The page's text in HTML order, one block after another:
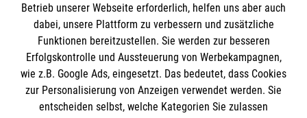
Informationen
Impressum
Datenschutz
Kontakt
Die Malteser
Betrieb unserer Webseite erforderlich, helfen uns aber auch
dabei, unsere Plattform zu verbessern und zusätzliche
Funktionen bereitzustellen. Sie werden zur besseren
Erfolgskontrolle und Aussteuerung von Werbekampagnen,
wie z.B. Google Ads, eingesetzt. Das bedeutet, dass Cookies
zur Personalisierung von Anzeigen verwendet werden. Sie
entscheiden selbst, welche Kategorien Sie zulassen